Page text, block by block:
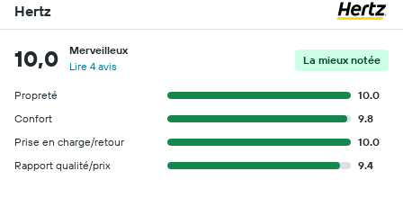
Hertz
10,0
Merveilleux
Lire 4 avis
La mieux notée
Propreté
10.0
Confort
9.8
Prise en charge/retour
10.0
Rapport qualité/prix
9.4